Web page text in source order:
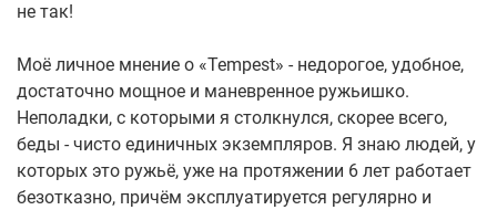
не так!
Моё личное мнение о «Tempest» - недорогое, удобное,
достаточно мощное и маневренное ружьишко.
Неполадки, с которыми я столкнулся, скорее всего,
беды - чисто единичных экземпляров. Я знаю людей, у
которых это ружьё, уже на протяжении 6 лет работает
безотказно, причём эксплуатируется регулярно и